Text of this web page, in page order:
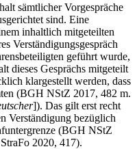
sämtlicher Vorgespräche
sind. Eine
inhaltlich mitgeteilten
Verständigungsgespräch
geführt wurde,
dieses Gesprächs mitgeteilt
klargestellt werden, dass
(BGH NStZ 2017, 482 m.
]). Das gilt erst recht
Verständigung bezüglich
(BGH NStZ
2020, 417).